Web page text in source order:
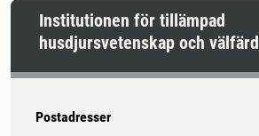
Institutionen för tillämpad
husdjursvetenskap och välfärd
Postadresser